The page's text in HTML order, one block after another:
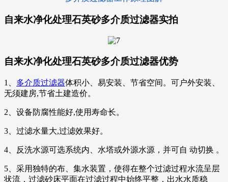
自来水净化处理石英砂多介质过滤器实拍
自来水净化处理石英砂多介质过滤器优势
1、 多介质过滤器体积小、易安装、节省空间。可户外安装、
无须建房,节省土建造价。
2、设备防腐性能好,使用寿命长。
3、过滤水量大,过滤效果好。
4、反洗水源可选系统内、水塔或外源水源，并可自 动切换 。
5、采用独特的布、集水装置，使得在整个过滤过程水流呈层
状流，过滤砂床平面在过滤过程中始终平整，出水水质稳